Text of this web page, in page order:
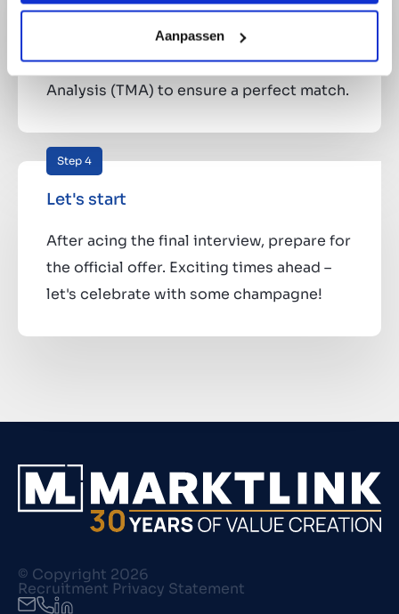
Aanpassen
In search of top talent, we evaluate your
skills and qualities through a
presentation and Talent Motivation
Analysis (TMA) to ensure a perfect match.
Step 4
Let's start
After acing the final interview, prepare for
the official offer. Exciting times ahead –
let's celebrate with some champagne!
© Copyright 2026
Recruitment Privacy Statement